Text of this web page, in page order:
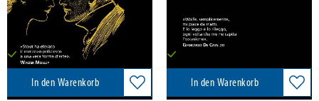
BEAT, 2026
21,50 €
Versandkostenfrei in DE
In den Warenkorb
23,50 €
In den Warenkorb